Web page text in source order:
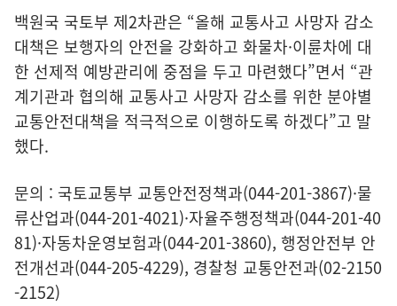
백원국 국토부 제2차관은 “올해 교통사고 사망자 감소
대책은 보행자의 안전을 강화하고 화물차·이륜차에 대
한 선제적 예방관리에 중점을 두고 마련했다”면서 “관
계기관과 협의해 교통사고 사망자 감소를 위한 분야별
교통안전대책을 적극적으로 이행하도록 하겠다”고 말
했다.
문의 : 국토교통부 교통안전정책과(044-201-3867)·물
류산업과(044-201-4021)·자율주행정책과(044-201-40
81)·자동차운영보험과(044-201-3860), 행정안전부 안
전개선과(044-205-4229), 경찰청 교통안전과(02-2150
-2152)